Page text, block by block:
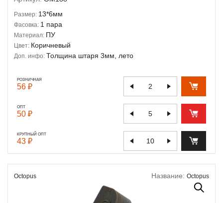
Размер: 13*6мм
Фасовка: 1 пара
Материал: ПУ
Цвет: Коричневый
Доп. инфо: Толщина штаря 3мм, лето
РОЗНИЧНАЯ
56 ₽
ОПТ
50 ₽
КРУПНЫЙ ОПТ
43 ₽
Octopus Название: Octopus